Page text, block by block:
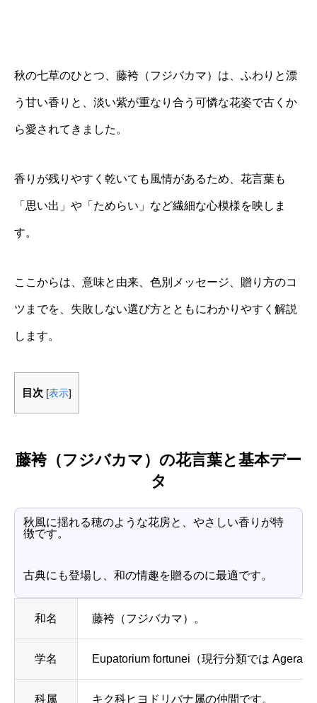
秋の七草のひとつ、藤袴（フジバカマ）は、ふわりと漂
う甘い香りと、淡い紫が重なり合う可憐な花姿で古くか
ら愛されてきました。
香りが残りやすく乾いても風情があるため、花言葉も
「思い出」や「ためらい」など繊細な心模様を映しま
す。
ここからは、意味と由来、色別メッセージ、贈り方のコ
ツまでを、失敗しない選び方とともにわかりやすく解説
します。
目次 [表示]
藤袴（フジバカマ）の花言葉と基本デー
タ
秋風に揺れる穂のような花房と、やさしい香りが特
徴です。
古典にも登場し、和の情趣を贈るのに最適です。
和名 藤袴（フジバカマ）。
学名 Eupatorium fortunei（現行分類では
科属 キク科ヒヨドリバナ属の仲間です。